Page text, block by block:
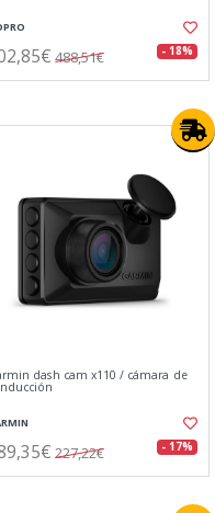
488,51€ - 18%
dash cam x110 / cámara de
227,22€ - 17%